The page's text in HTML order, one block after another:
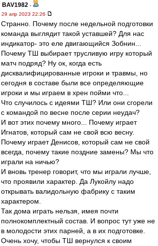
BAV1982 -
29 апр 2023 22:26
Странно. Почему после недельной подготовки
команда выглядит такой уставшей? Для нас
индикатор- это еле двигающийся Зобнин...
Почему ТШ выбирает трусливую игру который
матч подряд? Ну ок, когда есть
дисквалифицированные игроки и травмы, но
сегодня в составе были все определяющие
игроки и мы играем в хрен пойми что...
Что случилось с идеями ТШ? Или они сгорели
с командой по весне после серии неудач?
И вот этих почему много... Почему играет
Игнатов, который сам не свой всю весну.
Почему играет Денисов, который сам не свой
всегда, почему такие поздние замены? Мы что
играли на ничью?
И вновь тренер говорит, что мы играли лучше,
что проявили характер. Да Лукойлу надо
открывать валидольную фабрику с таким
характером.
Так дома играть нельзя, имея почти
полнокомплектный состав. И вопрос тут уже не
в молодости этих парней, а в их подготовке.
Очень хочу, чтобы ТШ вернулся к своим